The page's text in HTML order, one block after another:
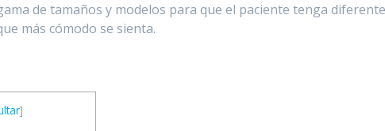
de tamaños y modelos para que el paciente tenga
más cómodo se sienta.
]